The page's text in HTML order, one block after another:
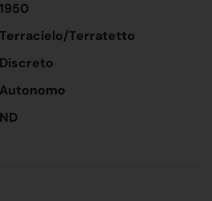
1950
Terracielo/Terratetto
Discreto
Autonomo
ND